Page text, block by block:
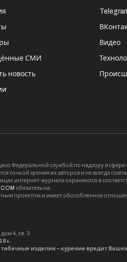
СМИ
новость
Видео
Федеральной службой по надзору в
точкой зрения их авторов и не всегда
интернет-журнала охраняются в
обязательна.
проектом и имеет обособленное
4, кв. 3
изделия – курение вредит